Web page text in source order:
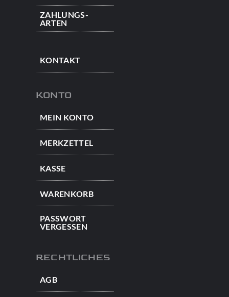
ZAHLUNGS­
ARTEN
KONTAKT
KONTO
MEIN KONTO
MERKZETTEL
KASSE
WARENKORB
PASSWORT
VERGESSEN
RECHTLICHES
AGB